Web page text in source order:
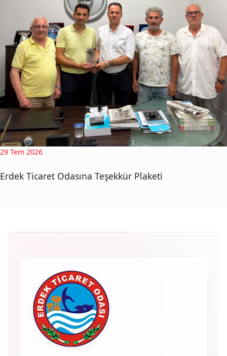
29 Tem 2026
Erdek Ticaret Odasına Teşekkür Plaketi